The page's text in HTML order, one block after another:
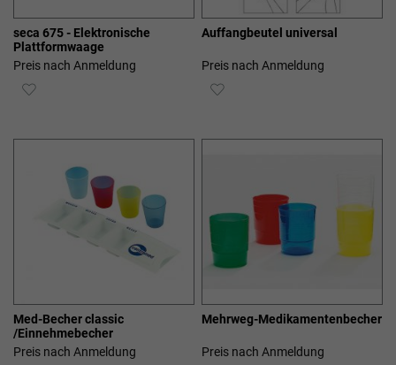
seca 675 - Elektronische
Plattformwaage
Preis nach Anmeldung
ZUR
Auffangbeutel universal
Preis nach Anmeldung
ZUR
Med-Becher classic
/Einnehmebecher
Preis nach Anmeldung
Mehrweg-Medikamentenbecher
Preis nach Anmeldung